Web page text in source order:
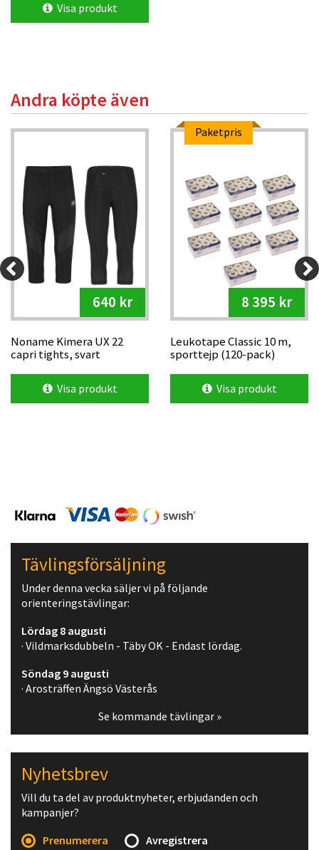
Visa produkt
Andra köpte även
640 kr
Noname Kimera UX 22
capri tights, svart
Visa produkt
Paketpris
8 395 kr
Leukotape Classic 10 m,
sporttejp (120-pack)
Visa produkt
Tävlingsförsäljning
Under denna vecka säljer vi på följande
orienteringstävlingar:
Lördag 8 augusti
· Vildmarksdubbeln - Täby OK - Endast lördag.
Söndag 9 augusti
· Arosträffen Ängsö Västerås
Se kommande tävlingar »
Nyhetsbrev
Vill du ta del av produktnyheter, erbjudanden och
kampanjer?
Prenumerera
Avregistrera